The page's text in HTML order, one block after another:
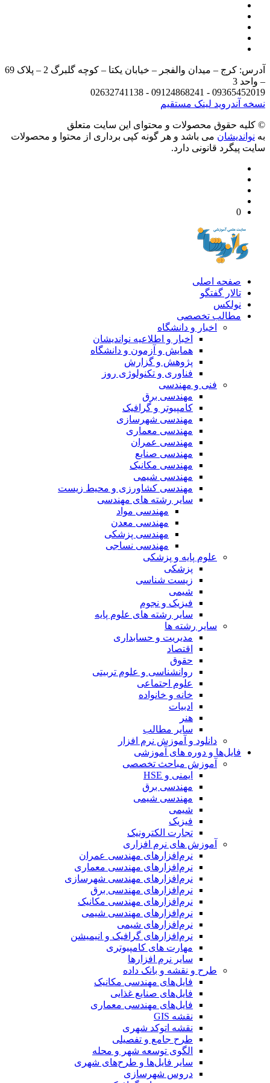
آدرس: کرج – میدان والفجر – خیابان یکتا – کوچه گلبرگ 2 – پلاک 69
3
09365452019 - 09124868241 -
آندرویدلینک مستقیم
حقوق محصولات و محتوای اين سایت متعلق
می باشد و هر گونه کپی برداری از محتوا و محصولات
پیگرد قانونی دارد.
صفحه اصلی
تالار گفتگو
نولکس
مطالب تخصصی
اخبار و دانشگاه
اخبار و اطلاعیه نواندیشان
همایش و آزمون و دانشگاه
پژوهش و گزارش
فناوری و تکنولوژی روز
فنی و مهندسی
مهندسی برق
کامپیوتر و گرافیک
مهندسی شهرسازی
مهندسی معماری
مهندسی عمران
مهندسی صنایع
مهندسی مکانیک
مهندسی شیمی
مهندسی کشاورزی و محیط زیست
سایر رشته های مهندسی
مهندسی مواد
مهندسی معدن
مهندسی پزشکی
مهندسی نساجی
علوم پایه و پزشکی
پزشکی
زیست شناسی
شیمی
فیزیک و نجوم
سایر رشته های علوم پایه
سایر رشته ها
مدیریت و حسابداری
اقتصاد
حقوق
روانشناسی و علوم تربیتی
علوم اجتماعی
خانه و خانواده
ادبیات
هنر
سایر مطالب
دانلود و آموزش نرم افزار
فایل‌ها و دوره های آموزشی
آموزش مباحث تخصصی
ایمنی و HSE
مهندسی برق
مهندسی شیمی
شیمی
فیزیک
تجارت الکترونیک
آموزش های نرم افزاری
نرم‌افزارهای مهندسی عمران
نرم‌افزارهای مهندسی معماری
نرم‌افزارهای مهندسی شهرسازی
نرم‌افزارهای مهندسی برق
نرم‌افزارهای مهندسی مکانیک
نرم‌افزارهای مهندسی شیمی
نرم‌افزارهای شیمی
نرم‌افزارهای گرافیک و انیمیشن
مهارت های کامپیوتری
سایر نرم افزارها
طرح و نقشه و بانک داده
فایل‌های مهندسی مکانیک
فایل‌های صنایع غذایی
فایل‌های مهندسی معماری
نقشه GIS
نقشه اتوکد شهری
طرح جامع و تفصیلی
الگوی توسعه شهر و محله
سایر فایل‌ها و طرح‌های شهری
دروس شهرسازی